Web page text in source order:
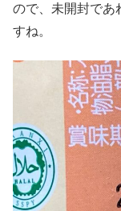
ので、未開封であ
すね。